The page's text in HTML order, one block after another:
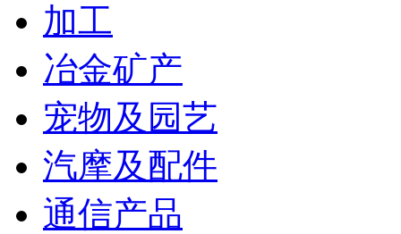
加工
冶金矿产
宠物及园艺
汽摩及配件
通信产品